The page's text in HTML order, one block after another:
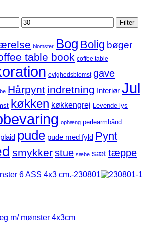
Højeste
pris
Filter
blomster Bog Bolig bøger
table book coffee table
evighedsblomst gave
Hårpynt indretning Interiør Jul
køkken køkkengrej Levende lys
ophæng perlearmbånd
plaid pude pude med fyld Pynt
smykkerstue sæbe sæt tæppe
m/ mønster 4x3cm